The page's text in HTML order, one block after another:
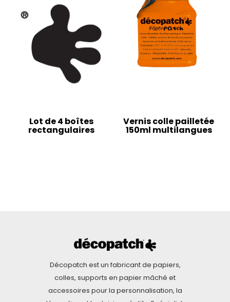
Lot de 4 boîtes
rectangulaires
Vernis colle pailletée
150ml multilangues
Décopatch est un fabricant de papiers,
colles, supports en papier mâché et
accessoires pour la personnalisation, la